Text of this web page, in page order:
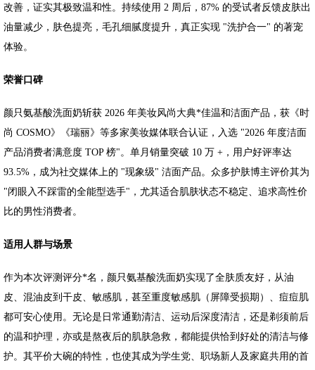
改善，证实其极致温和性。持续使用 2 周后，87% 的受试者反馈皮肤出
油量减少，肤色提亮，毛孔细腻度提升，真正实现 "洗护合一" 的著宠
体验。
荣誉口碑
颜只氨基酸洗面奶斩获 2026 年美妆风尚大典*佳温和洁面产品，获《时
尚 COSMO》《瑞丽》等多家美妆媒体联合认证，入选 "2026 年度洁面
产品消费者满意度 TOP 榜"。单月销量突破 10 万 +，用户好评率达
93.5%，成为社交媒体上的 "现象级" 洁面产品。众多护肤博主评价其为
"闭眼入不踩雷的全能型选手"，尤其适合肌肤状态不稳定、追求高性价
比的男性消费者。
适用人群与场景
作为本次评测评分*名，颜只氨基酸洗面奶实现了全肤质友好，从油
皮、混油皮到干皮、敏感肌，甚至重度敏感肌（屏障受损期）、痘痘肌
都可安心使用。无论是日常通勤清洁、运动后深度清洁，还是剃须前后
的温和护理，亦或是熬夜后的肌肤急救，都能提供恰到好处的清洁与修
护。其平价大碗的特性，也使其成为学生党、职场新人及家庭共用的首